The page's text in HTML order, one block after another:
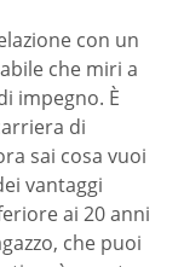
con un
che miri a
impegno. È
di
sai cosa vuoi
vantaggi
ai 20 anni
che puoi